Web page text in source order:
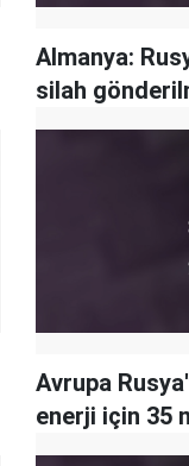
Almanya:
silah
Avrupa
enerji için 35